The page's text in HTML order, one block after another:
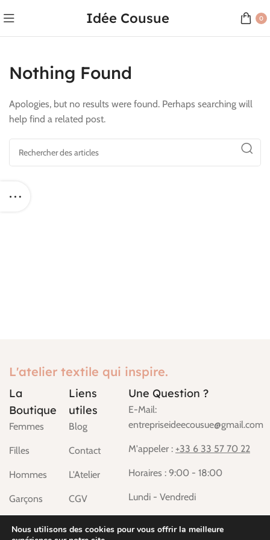
Idée Cousue 0
Nothing Found
Apologies, but no results were found. Perhaps searching will
help find a related post.
L'atelier textile qui inspire.
La
Boutique
Femmes
Filles
Hommes
Garçons
Déco
Liens
utiles
Blog
Contact
L'Atelier
CGV
Légales
Une Question ?
E-Mail:
entrepriseideecousue@gmail.com
M'appeler : +33 6 33 57 70 22
Horaires : 9:00 - 18:00
Lundi - Vendredi
Nous utilisons des cookies pour vous offrir la meilleure